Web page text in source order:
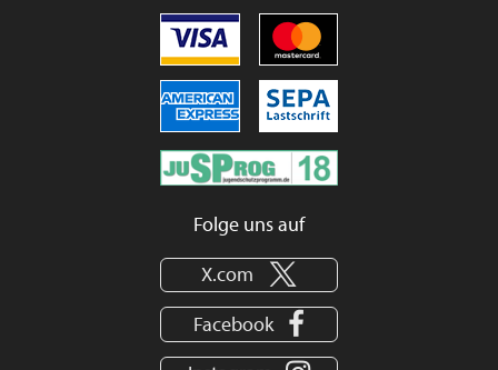
Folge uns auf
X.com
Facebook